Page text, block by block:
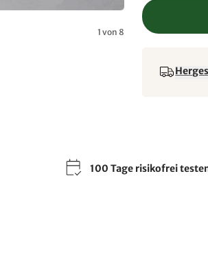
1 von 8
100 Tage risikofrei